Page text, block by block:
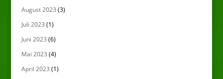
August 2023 (3)
Juli 2023 (1)
Juni 2023 (6)
Mai 2023 (4)
April 2023 (1)